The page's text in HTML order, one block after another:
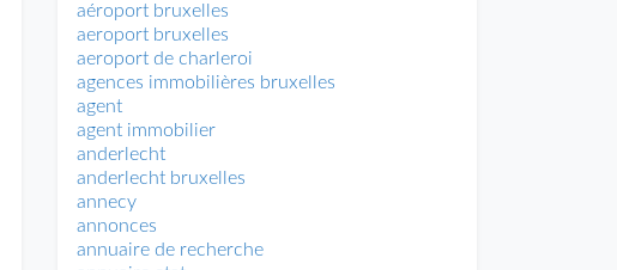
aéroport bruxelles
aeroport bruxelles
aeroport de charleroi
agences immobilières bruxelles
agent
agent immobilier
anderlecht
anderlecht bruxelles
annecy
annonces
annuaire de recherche